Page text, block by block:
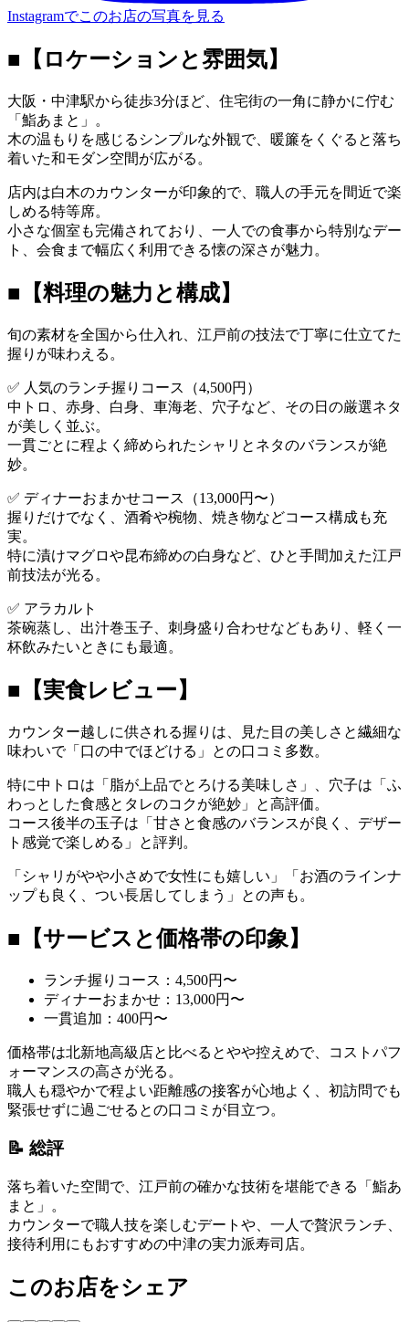
Instagramでこのお店の写真を見る
■【ロケーションと雰囲気】
大阪・中津駅から徒歩3分ほど、住宅街の一角に静かに佇む
「鮨あまと」。
木の温もりを感じるシンプルな外観で、暖簾をくぐると落ち
着いた和モダン空間が広がる。
店内は白木のカウンターが印象的で、職人の手元を間近で楽
しめる特等席。
小さな個室も完備されており、一人での食事から特別なデー
ト、会食まで幅広く利用できる懐の深さが魅力。
■【料理の魅力と構成】
旬の素材を全国から仕入れ、江戸前の技法で丁寧に仕立てた
握りが味わえる。
✅ 人気のランチ握りコース（4,500円）
中トロ、赤身、白身、車海老、穴子など、その日の厳選ネタ
が美しく並ぶ。
一貫ごとに程よく締められたシャリとネタのバランスが絶
妙。
✅ ディナーおまかせコース（13,000円〜）
握りだけでなく、酒肴や椀物、焼き物などコース構成も充
実。
特に漬けマグロや昆布締めの白身など、ひと手間加えた江戸
前技法が光る。
✅ アラカルト
茶碗蒸し、出汁巻玉子、刺身盛り合わせなどもあり、軽く一
杯飲みたいときにも最適。
■【実食レビュー】
カウンター越しに供される握りは、見た目の美しさと繊細な
味わいで「口の中でほどける」との口コミ多数。
特に中トロは「脂が上品でとろける美味しさ」、穴子は「ふ
わっとした食感とタレのコクが絶妙」と高評価。
コース後半の玉子は「甘さと食感のバランスが良く、デザー
ト感覚で楽しめる」と評判。
「シャリがやや小さめで女性にも嬉しい」「お酒のラインナ
ップも良く、つい長居してしまう」との声も。
■【サービスと価格帯の印象】
ランチ握りコース：4,500円〜
ディナーおまかせ：13,000円〜
一貫追加：400円〜
価格帯は北新地高級店と比べるとやや控えめで、コストパフ
ォーマンスの高さが光る。
職人も穏やかで程よい距離感の接客が心地よく、初訪問でも
緊張せずに過ごせるとの口コミが目立つ。
📝 総評
落ち着いた空間で、江戸前の確かな技術を堪能できる「鮨あ
まと」。
カウンターで職人技を楽しむデートや、一人で贅沢ランチ、
接待利用にもおすすめの中津の実力派寿司店。
このお店をシェア